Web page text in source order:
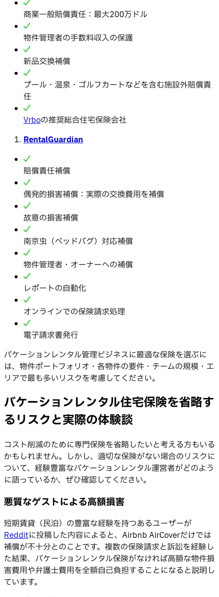
商業一般賠償責任：最大200万ドル
物件管理者の手数料収入の保護
新品交換補償
プール・温泉・ゴルフカートなどを含む施設外賠償責
任
Vrboの推奨総合住宅保険会社
RentalGuardian
賠償責任補償
偶発的損害補償：実際の交換費用を補償
故意の損害補償
南京虫（ベッドバグ）対応補償
物件管理者・オーナーへの補償
レポートの自動化
オンラインでの保険請求処理
電子請求書発行
バケーションレンタル管理ビジネスに最適な保険を選ぶに
は、物件ポートフォリオ・各物件の要件・チームの規模・エ
リアで最も多いリスクを考慮してください。
バケーションレンタル住宅保険を省略す
るリスクと実際の体験談
コスト削減のために専門保険を省略したいと考える方もいる
かもしれません。しかし、適切な保険がない場合のリスクに
ついて、経験豊富なバケーションレンタル運営者がどのよう
に語っているか、ぜひ確認してください。
悪質なゲストによる高額損害
短期賃貸（民泊）の豊富な経験を持つあるユーザーが
Redditに投稿した内容によると、Airbnb AirCoverだけでは
補償が不十分とのことです。複数の保険請求と訴訟を経験し
た結果、バケーションレンタル保険がなければ高額な物件損
害費用や弁護士費用を全額自己負担することになると説明し
ています。